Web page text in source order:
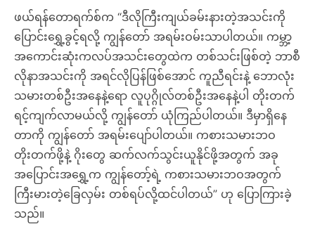
ဖယ်ရန်တောရက်စ်က “ဒီလိုကြီးကျယ်ခမ်းနားတဲ့အသင်းကို
ပြောင်းရွှေ့ခွင့်ရလို့ ကျွန်တော် အရမ်းဝမ်းသာပါတယ်။ ကမ္ဘာ့
အကောင်းဆုံးကလပ်အသင်းတွေထဲက တစ်သင်းဖြစ်တဲ့ ဘာစီ
လိုနာအသင်းကို အရင်လိုပြန်ဖြစ်အောင် ကူညီရင်းနဲ့ ဘောလုံး
သမားတစ်ဦးအနေနဲ့ရော လူပုဂ္ဂိုလ်တစ်ဦးအနေနဲ့ပါ တိုးတက်
ရင့်ကျက်လာမယ်လို့ ကျွန်တော် ယုံကြည်ပါတယ်။ ဒီမှာရှိနေ
တာကို ကျွန်တော် အရမ်းပျော်ပါတယ်။ ကစားသမားဘဝ
တိုးတက်ဖို့နဲ့ ဂိုးတွေ ဆက်လက်သွင်းယူနိုင်ဖို့အတွက် အခု
အပြောင်းအရွှေ့က ကျွန်တော့်ရဲ့ ကစားသမားဘဝအတွက်
ကြီးမားတဲ့ခြေလှမ်း တစ်ရပ်လို့ထင်ပါတယ်” ဟု ပြောကြားခဲ့
သည်။